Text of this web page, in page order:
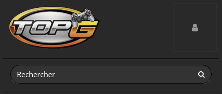
Toggle